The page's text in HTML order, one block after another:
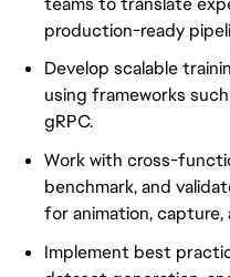
production-ready
Develop scalable
using frameworks
gRPC.
Work with cross-
benchmark, and
for animation, capture,
Implement best